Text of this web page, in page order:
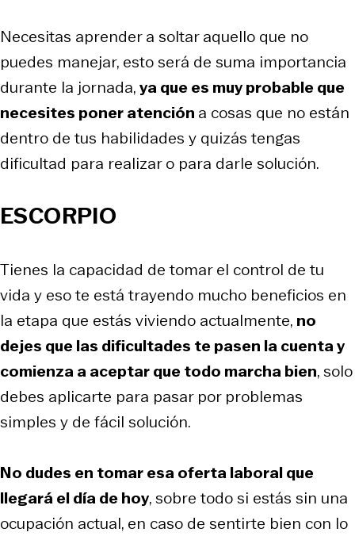
Necesitas aprender a soltar aquello que no
puedes manejar, esto será de suma importancia
durante la jornada,ya que es muy probable que
necesites poner atención a cosas que no están
dentro de tus habilidades y quizás tengas
dificultad para realizar o para darle solución.
ESCORPIO
Tienes la capacidad de tomar el control de tu
vida y eso te está trayendo mucho beneficios en
la etapa que estás viviendo actualmente, no
dejes que las dificultades te pasen la cuenta y
comienza a aceptar que todo marcha bien, solo
debes aplicarte para pasar por problemas
simples y de fácil solución.
No dudes en tomar esa oferta laboral que
llegará el día de hoy, sobre todo si estás sin una
ocupación actual, en caso de sentirte bien con lo